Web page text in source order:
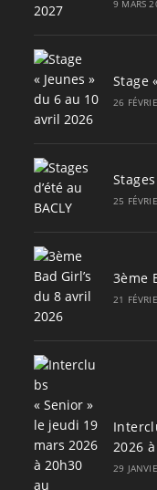
9 MARS
Stage
26
25
3ème
21
2026
29